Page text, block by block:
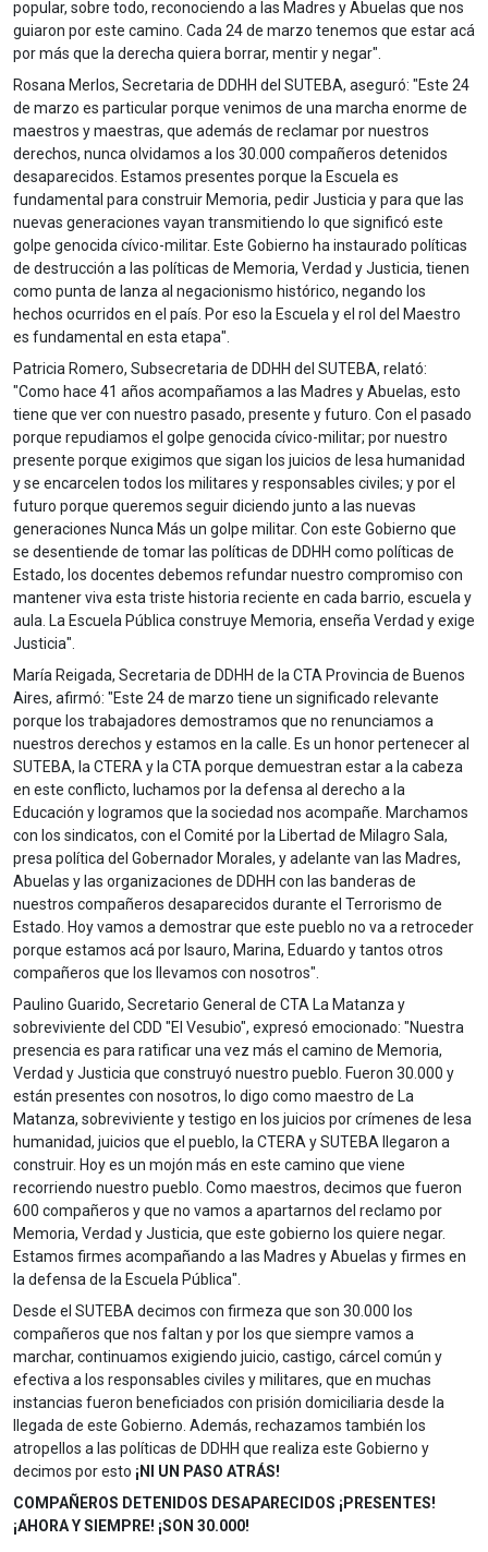
popular, sobre todo, reconociendo a las Madres y Abuelas que nos
guiaron por este camino. Cada 24 de marzo tenemos que estar acá
por más que la derecha quiera borrar, mentir y negar".
Rosana Merlos, Secretaria de DDHH del SUTEBA, aseguró: "Este 24
de marzo es particular porque venimos de una marcha enorme de
maestros y maestras, que además de reclamar por nuestros
derechos, nunca olvidamos a los 30.000 compañeros detenidos
desaparecidos. Estamos presentes porque la Escuela es
fundamental para construir Memoria, pedir Justicia y para que las
nuevas generaciones vayan transmitiendo lo que significó este
golpe genocida cívico-militar. Este Gobierno ha instaurado políticas
de destrucción a las políticas de Memoria, Verdad y Justicia, tienen
como punta de lanza al negacionismo histórico, negando los
hechos ocurridos en el país. Por eso la Escuela y el rol del Maestro
es fundamental en esta etapa".
Patricia Romero, Subsecretaria de DDHH del SUTEBA, relató:
"Como hace 41 años acompañamos a las Madres y Abuelas, esto
tiene que ver con nuestro pasado, presente y futuro. Con el pasado
porque repudiamos el golpe genocida cívico-militar; por nuestro
presente porque exigimos que sigan los juicios de lesa humanidad
y se encarcelen todos los militares y responsables civiles; y por el
futuro porque queremos seguir diciendo junto a las nuevas
generaciones Nunca Más un golpe militar. Con este Gobierno que
se desentiende de tomar las políticas de DDHH como políticas de
Estado, los docentes debemos refundar nuestro compromiso con
mantener viva esta triste historia reciente en cada barrio, escuela y
aula. La Escuela Pública construye Memoria, enseña Verdad y exige
Justicia".
María Reigada, Secretaria de DDHH de la CTA Provincia de Buenos
Aires, afirmó: "Este 24 de marzo tiene un significado relevante
porque los trabajadores demostramos que no renunciamos a
nuestros derechos y estamos en la calle. Es un honor pertenecer al
SUTEBA, la CTERA y la CTA porque demuestran estar a la cabeza
en este conflicto, luchamos por la defensa al derecho a la
Educación y logramos que la sociedad nos acompañe. Marchamos
con los sindicatos, con el Comité por la Libertad de Milagro Sala,
presa política del Gobernador Morales, y adelante van las Madres,
Abuelas y las organizaciones de DDHH con las banderas de
nuestros compañeros desaparecidos durante el Terrorismo de
Estado. Hoy vamos a demostrar que este pueblo no va a retroceder
porque estamos acá por Isauro, Marina, Eduardo y tantos otros
compañeros que los llevamos con nosotros".
Paulino Guarido, Secretario General de CTA La Matanza y
sobreviviente del CDD "El Vesubio", expresó emocionado: "Nuestra
presencia es para ratificar una vez más el camino de Memoria,
Verdad y Justicia que construyó nuestro pueblo. Fueron 30.000 y
están presentes con nosotros, lo digo como maestro de La
Matanza, sobreviviente y testigo en los juicios por crímenes de lesa
humanidad, juicios que el pueblo, la CTERA y SUTEBA llegaron a
construir. Hoy es un mojón más en este camino que viene
recorriendo nuestro pueblo. Como maestros, decimos que fueron
600 compañeros y que no vamos a apartarnos del reclamo por
Memoria, Verdad y Justicia, que este gobierno los quiere negar.
Estamos firmes acompañando a las Madres y Abuelas y firmes en
la defensa de la Escuela Pública".
Desde el SUTEBA decimos con firmeza que son 30.000 los
compañeros que nos faltan y por los que siempre vamos a
marchar, continuamos exigiendo juicio, castigo, cárcel común y
efectiva a los responsables civiles y militares, que en muchas
instancias fueron beneficiados con prisión domiciliaria desde la
llegada de este Gobierno. Además, rechazamos también los
atropellos a las políticas de DDHH que realiza este Gobierno y
decimos por esto ¡NI UN PASO ATRÁS!
COMPAÑEROS DETENIDOS DESAPARECIDOS ¡PRESENTES!
¡AHORA Y SIEMPRE! ¡SON 30.000!